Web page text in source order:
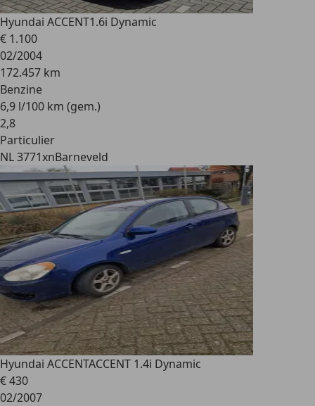
Hyundai ACCENT1.6i Dynamic
€ 1.100
02/2004
172.457 km
Benzine
6,9 l/100 km (gem.)
2,8
Particulier
NL 3771xnBarneveld
Hyundai ACCENTACCENT 1.4i Dynamic
€ 430
02/2007